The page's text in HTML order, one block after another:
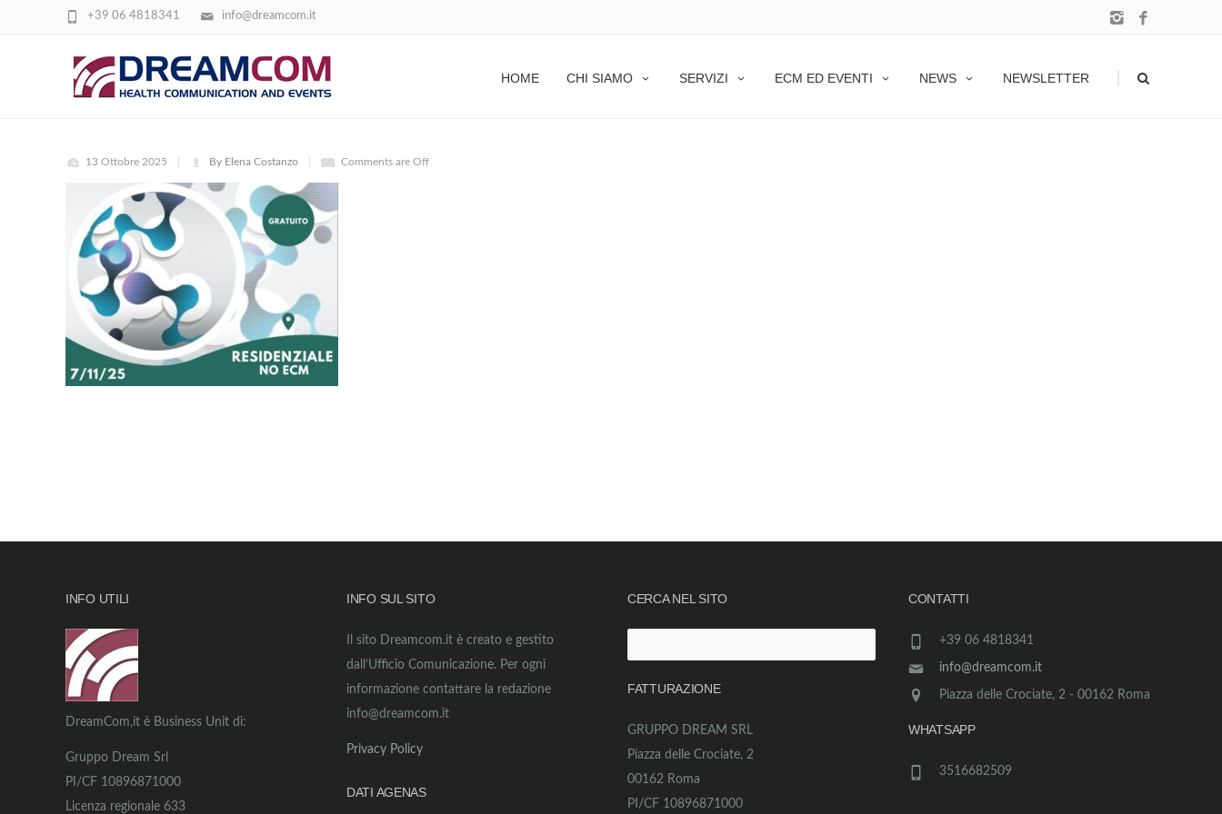
info@dreamcom.it
+39 06 4818341
HOME CHI SIAMO SERVIZI ECM ED EVENTI NEWS NEWSLETTER
7 NOVEMBRE
13 Ottobre 2025 By Elena Costanzo Comments are Off
INFO UTILI
DreamCom,it è Business Unit di:
Gruppo Dream Srl
PI/CF 10896871000
Licenza regionale 633
INFO SUL SITO
Il sito Dreamcom.it è creato e gestito
dall’Ufficio Comunicazione. Per ogni
informazione contattare la redazione
info@dreamcom.it
Privacy Policy
DATI AGENAS
CERCA NEL SITO
per:
FATTURAZIONE
GRUPPO DREAM SRL
Piazza delle Crociate, 2
00162 Roma
PI/CF 10896871000
CONTATTI
+39 06 4818341
info@dreamcom.it
Piazza delle Crociate, 2 - 00162 Roma
WHATSAPP
3516682509